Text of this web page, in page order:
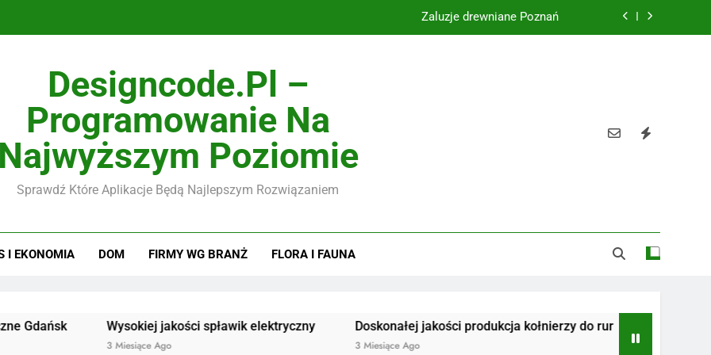
Żaluzje drewniane Poznań
Designcode.pl –
Programowanie Na
Najwyższym Poziomie
Sprawdź Które Aplikacje Będą Najlepszym Rozwiązaniem
I EKONOMIA DOM FIRMY WG BRANŻ FLORA I FAUNA
Wysokiej jakości spławik elektryczny
3 Miesiące Ago
Doskonałej jakości produkcja kołnierzy do rur
3 Miesiące Ago
Radiotelefony
3 Miesiące Ago